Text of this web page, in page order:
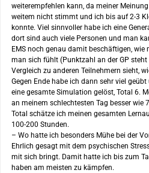
weiterempfehlen kann, da meiner
weitem nicht stimmt und ich bis auf 2-3
konnte. Viel sinnvoller habe ich eine
dort sind auch viele Personen und man
EMS noch genau damit beschäftigen, wie
man sich fühlt (Punktzahl an der GP
Vergleich zu anderen Teilnehmern sieht,
Gegen Ende habe ich dann sehr viel
eine gesamte Simulation gelöst, Total 6.
an meinem schlechtesten Tag besser wie
Total schätze ich meinen gesamten
100-200 Stunden.
– Wo hatte ich besonders Mühe bei der
Ehrlich gesagt mit dem psychischen
mit sich bringt. Damit hatte ich bis zum
haben am meisten zu kämpfen.